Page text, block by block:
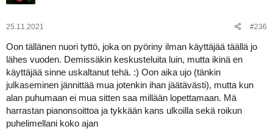
25.11.2021 #236
Oon tällänen nuori tyttö, joka on pyöriny ilman käyttäjää täällä jo
lähes vuoden. Demissäkin keskusteluita luin, mutta ikinä en
käyttäjää sinne uskaltanut tehä. :) Oon aika ujo (tänkin
julkaseminen jännittää mua jotenkin ihan jäätävästi), mutta kun
alan puhumaan ei mua sitten saa millään lopettamaan. Mä
harrastan pianonsoittoa ja tykkään kans ulkoilla sekä roikun
puhelimellani koko ajan